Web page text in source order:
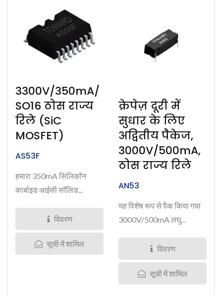
3300V/350mA/
SO16 ठोस राज्य
रिले (SiC
MOSFET)
AS53F
हमारा 350mA सिलिकॉन
कार्बाइड आईसी सॉलिड...
विवरण
सूची में शामिल
क्रेपेज़ दूरी में
सुधार के लिए
अद्वितीय पैकेज,
3000V/500mA,
ठोस राज्य रिले
AN53
यह विशेष रूप से पैक किया गया
3000V/500mA लघु...
विवरण
सूची में शामिल